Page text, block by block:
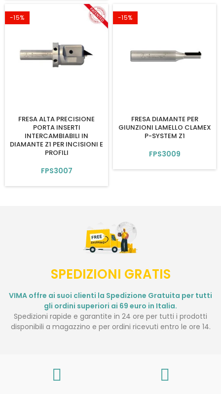
-15%
FRESA ALTA PRECISIONE
PORTA INSERTI
INTERCAMBIABILI IN
DIAMANTE Z1 PER INCISIONI E
PROFILI
FPS3007
-15%
FRESA DIAMANTE PER
GIUNZIONI LAMELLO CLAMEX
P-SYSTEM Z1
FPS3009
SPEDIZIONI GRATIS
VIMA offre ai suoi clienti la Spedizione Gratuita per tutti
gli ordini superiori ai 69 euro in Italia.
Spedizioni rapide e garantite in 24 ore per tutti i prodotti
disponibili a magazzino e per ordini ricevuti entro le ore 14.